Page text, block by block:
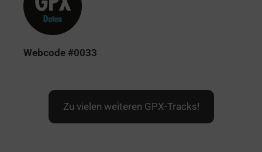
Webcode #0033
Zu vielen weiteren GPX-Tracks!